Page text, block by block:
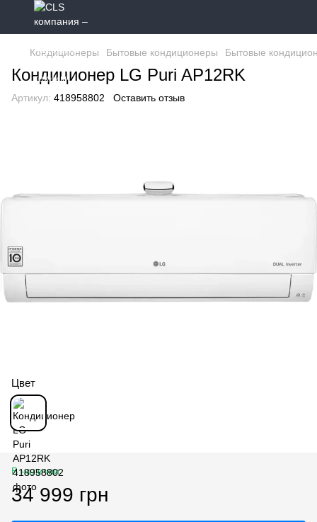
Кондиционеры Бытовые кондиционеры Бытовые
Кондиционер LG Puri AP12RK
Артикул: 418958802 Оставить отзыв
Цвет
В наличии
34 999 грн